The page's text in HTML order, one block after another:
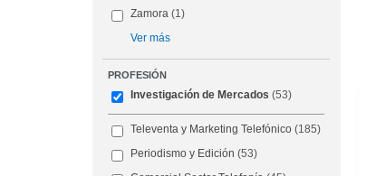
Zamora (1)
Ver más
PROFESIÓN
Investigación de Mercados (53)
Televenta y Marketing Telefónico (185)
Periodismo y Edición (53)